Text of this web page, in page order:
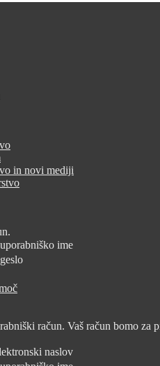
in novi mediji
ime
račun. Vaš račun bomo
naslov